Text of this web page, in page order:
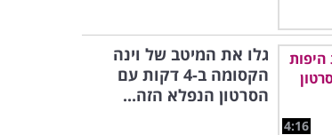
4:16
גלו את המיטב של וינה
הקסומה ב-4 דקות עם
הסרטון הנפלא הזה...